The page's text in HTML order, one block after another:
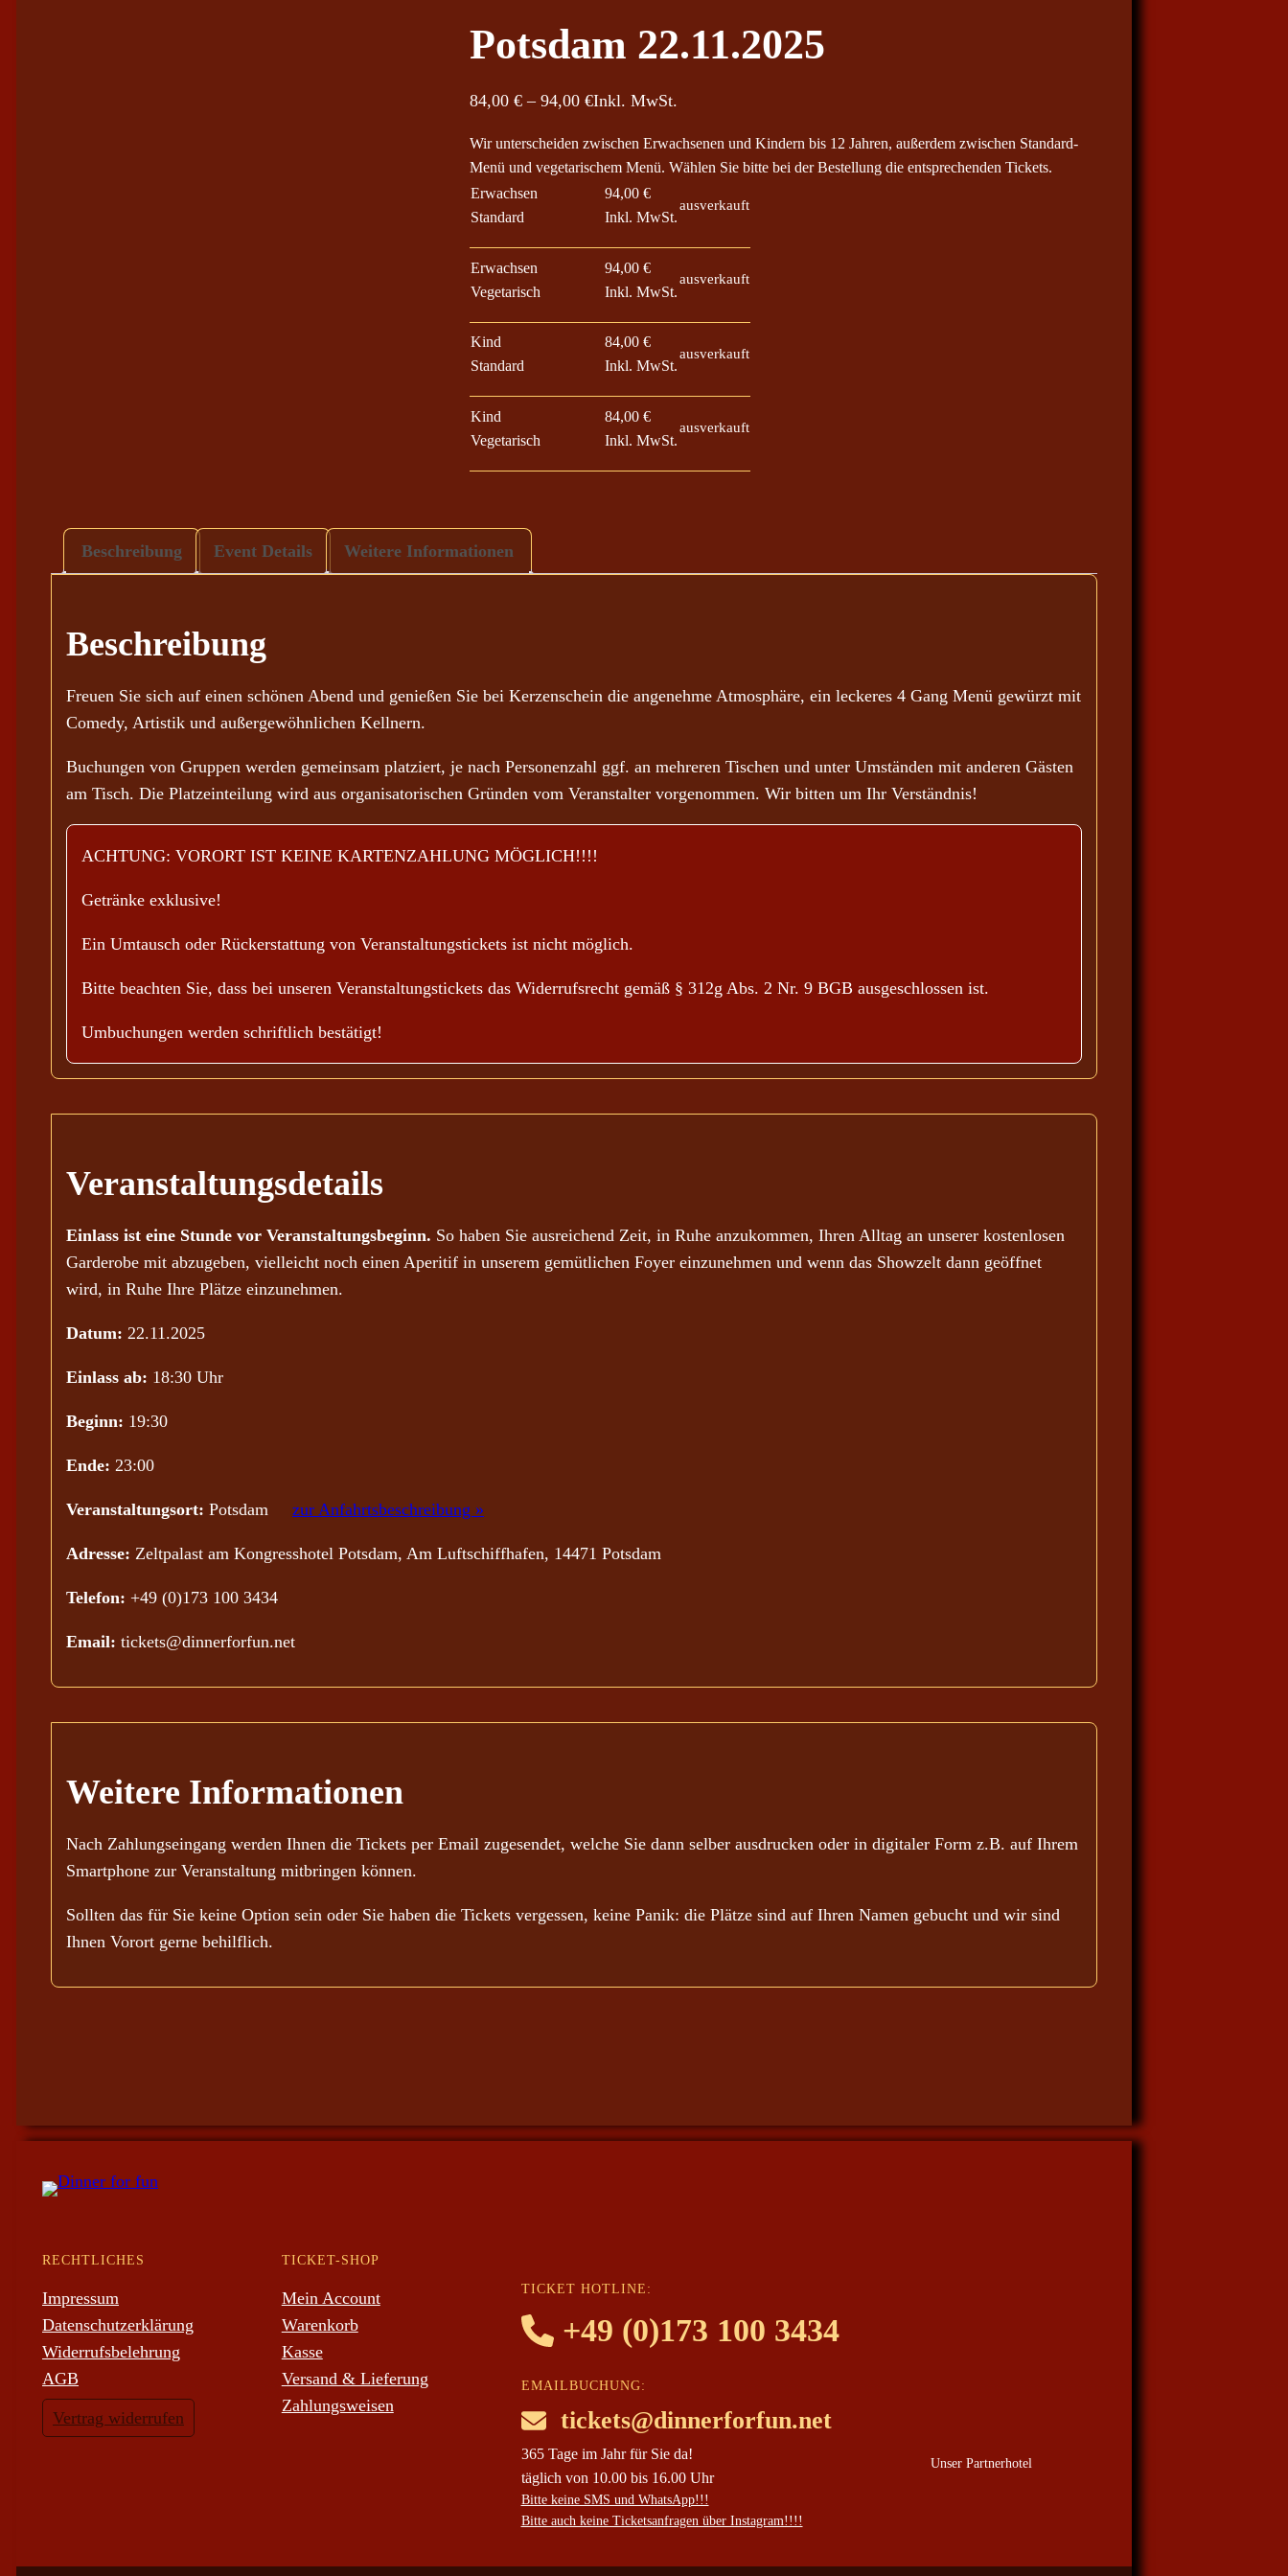
Potsdam 22.11.2025
84,00 € – 94,00 €P
e
:
,
9
0
0
€
Inkl. MwSt.
Wir unterscheiden zwischen Erwachsenen und Kindern bis 12 Jahren, außerdem zwischen Standard-
Menü und vegetarischem Menü. Wählen Sie bitte bei der Bestellung die entsprechenden Tickets.
Erwachsen
Standard
94,00 €
Inkl. MwSt.
ausverkauft
Erwachsen
Vegetarisch
94,00 €
Inkl. MwSt.
ausverkauft
Kind
Standard
84,00 €
Inkl. MwSt.
ausverkauft
Kind
Vegetarisch
84,00 €
Inkl. MwSt.
ausverkauft
Beschreibung Event Details Weitere Informationen
Beschreibung
Freuen Sie sich auf einen schönen Abend und genießen Sie bei Kerzenschein die angenehme Atmosphäre, ein leckeres 4 Gang Menü gewürzt mit
Comedy, Artistik und außergewöhnlichen Kellnern.
Buchungen von Gruppen werden gemeinsam platziert, je nach Personenzahl ggf. an mehreren Tischen und unter Umständen mit anderen Gästen
am Tisch. Die Platzeinteilung wird aus organisatorischen Gründen vom Veranstalter vorgenommen. Wir bitten um Ihr Verständnis!
ACHTUNG: VORORT IST KEINE KARTENZAHLUNG MÖGLICH!!!!
Getränke exklusive!
Ein Umtausch oder Rückerstattung von Veranstaltungstickets ist nicht möglich.
Bitte beachten Sie, dass bei unseren Veranstaltungstickets das Widerrufsrecht gemäß § 312g Abs. 2 Nr. 9 BGB ausgeschlossen ist.
Umbuchungen werden schriftlich bestätigt!
Veranstaltungsdetails
Einlass ist eine Stunde vor Veranstaltungsbeginn. So haben Sie ausreichend Zeit, in Ruhe anzukommen, Ihren Alltag an unserer kostenlosen
Garderobe mit abzugeben, vielleicht noch einen Aperitif in unserem gemütlichen Foyer einzunehmen und wenn das Showzelt dann geöffnet
wird, in Ruhe Ihre Plätze einzunehmen.
Datum: 22.11.2025
Einlass ab: 18:30 Uhr
Beginn: 19:30
Ende: 23:00
Veranstaltungsort: Potsdam zur Anfahrtsbeschreibung »
Adresse: Zeltpalast am Kongresshotel Potsdam, Am Luftschiffhafen, 14471 Potsdam
Telefon: +49 (0)173 100 3434
Email: tickets@dinnerforfun.net
Weitere Informationen
Nach Zahlungseingang werden Ihnen die Tickets per Email zugesendet, welche Sie dann selber ausdrucken oder in digitaler Form z.B. auf Ihrem
Smartphone zur Veranstaltung mitbringen können.
Sollten das für Sie keine Option sein oder Sie haben die Tickets vergessen, keine Panik: die Plätze sind auf Ihren Namen gebucht und wir sind
Ihnen Vorort gerne behilflich.
RECHTLICHES
Impressum
Datenschutzerklärung
Widerrufsbelehrung
AGB
Vertrag widerrufen
TICKET-SHOP
Mein Account
Warenkorb
Kasse
Versand & Lieferung
Zahlungsweisen
TICKET HOTLINE:
+49 (0)173 100 3434
EMAILBUCHUNG:
tickets@dinnerforfun.net
365 Tage im Jahr für Sie da!
täglich von 10.00 bis 16.00 Uhr
Bitte keine SMS und WhatsApp!!!
Bitte auch keine Ticketsanfragen über Instagram!!!!
Unser Partnerhotel